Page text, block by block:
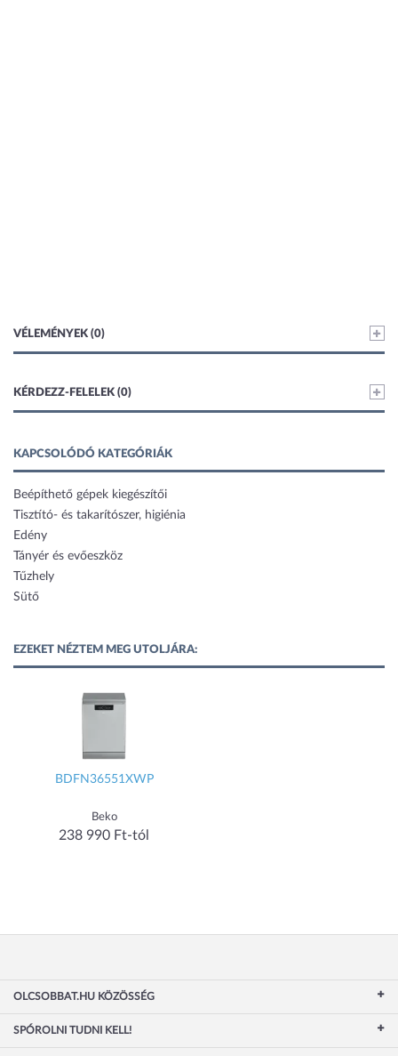
VÉLEMÉNYEK (0)
KÉRDEZZ-FELELEK (0)
KAPCSOLÓDÓ KATEGÓRIÁK
Beépíthető gépek kiegészítői
Tisztító- és takarítószer, higiénia
Edény
Tányér és evőeszköz
Tűzhely
Sütő
EZEKET NÉZTEM MEG UTOLJÁRA:
BDFN36551XWP
Beko
238 990 Ft-tól
OLCSOBBAT.HU KÖZÖSSÉG
SPÓROLNI TUDNI KELL!